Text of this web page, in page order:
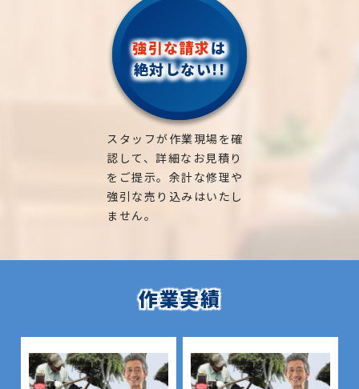
強引な請求は
絶対しない!!
スタッフが作業現場を確
認して、詳細なお見積り
をご提示。余計な修理や
強引な売り込みはいたし
ません。
作業実績